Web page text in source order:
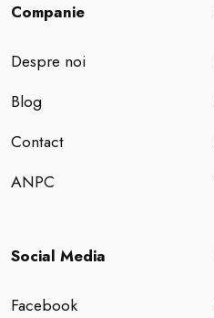
Companie
Despre noi
Blog
Contact
ANPC
Social Media
Facebook